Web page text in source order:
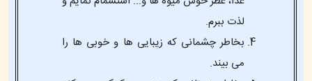
لذت ببرم.
بخاطر چشمانی که زیبایی ها و خوبی ها را
می بیند.